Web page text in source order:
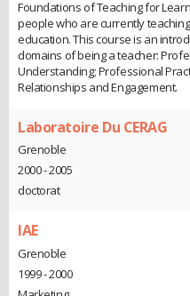
Foundations of Teaching for
people who are currently
education. This course is an
domains of being a teacher:
Understanding; Professional
Relationships and Engagement.
Laboratoire Du CERAG
Grenoble
2000 - 2005
doctorat
IAE
Grenoble
1999 - 2000